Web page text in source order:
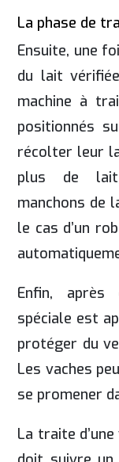
La phase de
Ensuite, une
du lait
machine à
positionnés
récolter leur
plus de
manchons de
le cas d’un
Enfin, après
spéciale est
protéger du
Les vaches
se promener
La traite